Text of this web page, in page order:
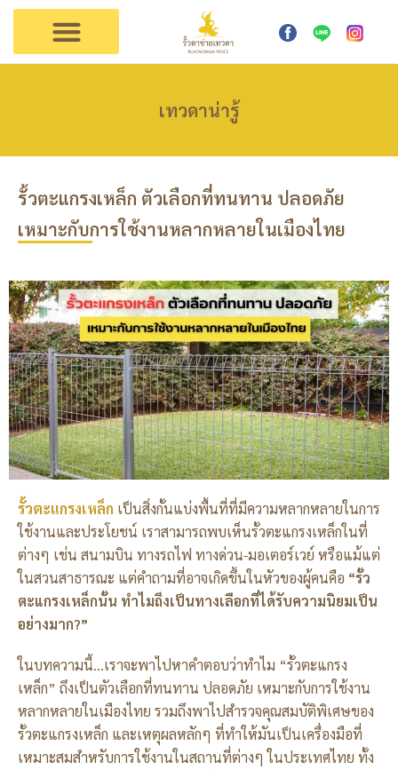
เทวดาน่ารู้
รั้วตะแกรงเหล็ก ตัวเลือกที่ทนทาน ปลอดภัย
เหมาะกับการใช้งานหลากหลายในเมืองไทย
รั้วตะแกรงเหล็ก เป็นสิ่งกั้นแบ่งพื้นที่ที่มีความหลากหลายในการ
ใช้งานและประโยชน์ เราสามารถพบเห็นรั้วตะแกรงเหล็กในที่
ต่างๆ เช่น สนามบิน ทางรถไฟ ทางด่วน-มอเตอร์เวย์ หรือแม้แต่
ในสวนสาธารณะ แต่คำถามที่อาจเกิดขึ้นในหัวของผู้คนคือ “รั้ว
ตะแกรงเหล็กนั้น ทำไมถึงเป็นทางเลือกที่ได้รับความนิยมเป็น
อย่างมาก?”
ในบทความนี้…เราจะพาไปหาคำตอบว่าทำไม “รั้วตะแกรง
เหล็ก” ถึงเป็นตัวเลือกที่ทนทาน ปลอดภัย เหมาะกับการใช้งาน
หลากหลายในเมืองไทย รวมถึงพาไปสำรวจคุณสมบัติพิเศษของ
รั้วตะแกรงเหล็ก และเหตุผลหลักๆ ที่ทำให้มันเป็นเครื่องมือที่
เหมาะสมสำหรับการใช้งานในสถานที่ต่างๆ ในประเทศไทย ทั้ง